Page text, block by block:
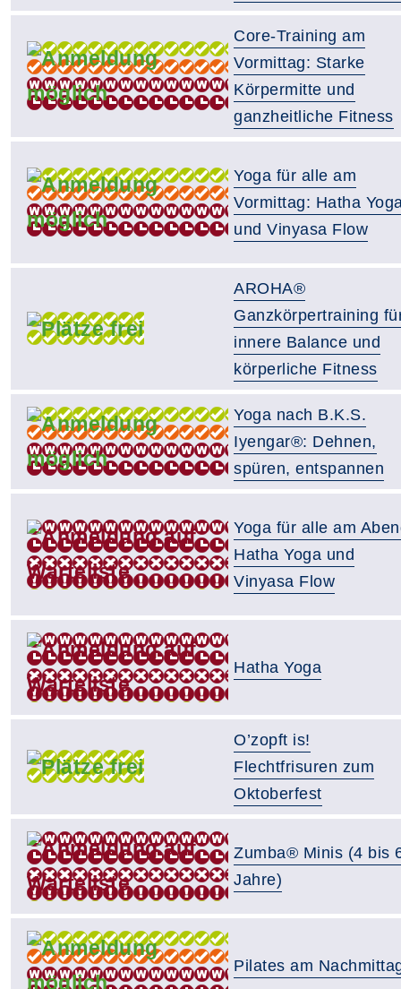
Core-Training am
Vormittag: Starke
Körpermitte und
ganzheitliche Fitness
Yoga für alle am
Vormittag: Hatha
und Vinyasa Flow
AROHA®
Ganzkörpertraining
innere Balance und
körperliche Fitness
Yoga nach B.K.S.
Iyengar®: Dehnen,
spüren, entspannen
Yoga für alle am
Hatha Yoga und
Vinyasa Flow
Hatha Yoga
O’zopft is!
Flechtfrisuren zum
Oktoberfest
Zumba® Minis (4 bis
Jahre)
Pilates am